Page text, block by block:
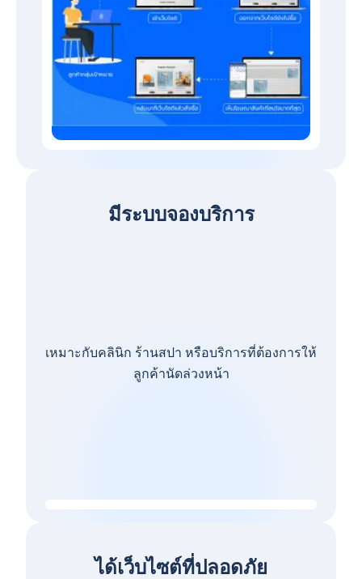
มีระบบจองบริการ
เหมาะกับคลินิก ร้านสปา หรือบริการที่ต้องการให้
ลูกค้านัดล่วงหน้า
ได้เว็บไซต์ที่ปลอดภัย